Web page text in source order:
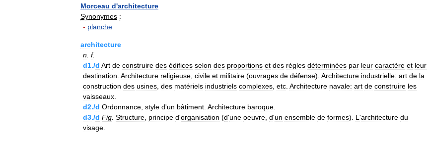
Morceau d'architecture
Synonymes :
- planche
architecture
n f.
d1./d Art de construire des édifices selon des proportions et des règles déterminées par leur caractère et leur
destination Architecture religieuse civile et militaire (ouvrages de défense). Architecture industrielle: art de la
construction des usines des matériels industriels complexes etc Architecture navale: art de construire les
vaisseaux
d2./d Ordonnance style d'un bâtiment Architecture baroque
d3./d Fig Structure principe d'organisation (d'une oeuvre d'un ensemble de formes). L 'architecture du
visage